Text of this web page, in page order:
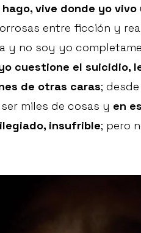
vive donde yo
entre ficción y
y no soy yo
cuestione el suicidio,
de otras caras;
miles de cosas y en
insufrible; pero